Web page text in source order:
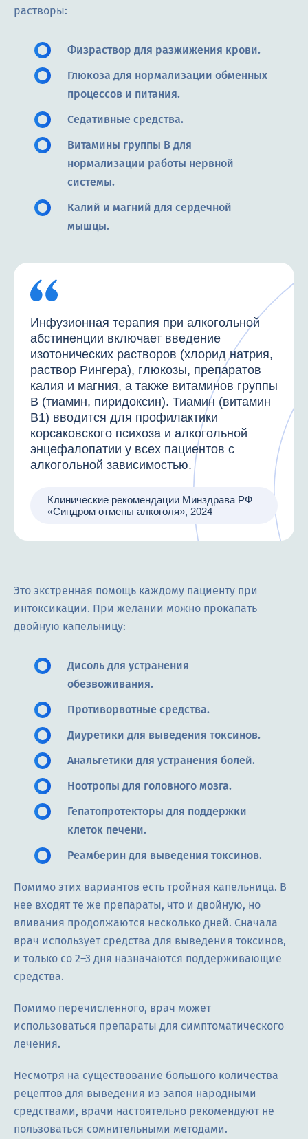
растворы:
Физраствор для разжижения крови.
Глюкоза для нормализации обменных
процессов и питания.
Седативные средства.
Витамины группы В для
нормализации работы нервной
системы.
Калий и магний для сердечной
мышцы.
Инфузионная терапия при алкогольной
абстиненции включает введение
изотонических растворов (хлорид натрия,
раствор Рингера), глюкозы, препаратов
калия и магния, а также витаминов группы
B (тиамин, пиридоксин). Тиамин (витамин
B1) вводится для профилактики
корсаковского психоза и алкогольной
энцефалопатии у всех пациентов с
алкогольной зависимостью.
Клинические рекомендации Минздрава РФ
«Синдром отмены алкоголя», 2024
Это экстренная помощь каждому пациенту при
интоксикации. При желании можно прокапать
двойную капельницу:
Дисоль для устранения
обезвоживания.
Противорвотные средства.
Диуретики для выведения токсинов.
Анальгетики для устранения болей.
Ноотропы для головного мозга.
Гепатопротекторы для поддержки
клеток печени.
Реамберин для выведения токсинов.
Помимо этих вариантов есть тройная капельница. В
нее входят те же препараты, что и двойную, но
вливания продолжаются несколько дней. Сначала
врач использует средства для выведения токсинов,
и только со 2–3 дня назначаются поддерживающие
средства.
Помимо перечисленного, врач может
использоваться препараты для симптоматического
лечения.
Несмотря на существование большого количества
рецептов для выведения из запоя народными
средствами, врачи настоятельно рекомендуют не
пользоваться сомнительными методами.